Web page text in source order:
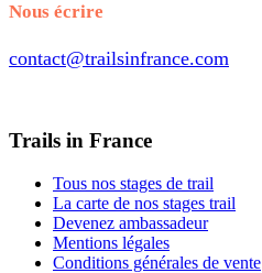
Nous écrire
contact@trailsinfrance.com
Trails in France
Tous nos stages de trail
La carte de nos stages trail
Devenez ambassadeur
Mentions légales
Conditions générales de vente